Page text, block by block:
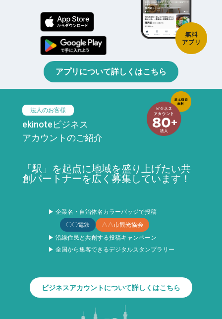
アプリについて詳しくはこちら
法人のお客様
ekinoteビジネス
アカウントのご紹介
「駅」を起点に地域を盛り上げたい共
創パートナーを広く募集しています！
▶ 企業名・自治体名カラーバッジで投稿
〇〇電鉄
△△市観光協会
▶ 沿線住民と共創する投稿キャンペーン
▶ 全国から集客できるデジタルスタンプラリー
ビジネスアカウントについて詳しくはこちら